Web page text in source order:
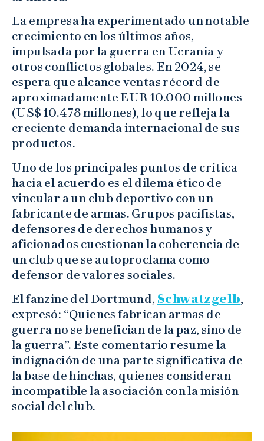
La empresa ha experimentado un notable
crecimiento en los últimos años,
impulsada por la guerra en Ucrania y
otros conflictos globales. En 2024, se
espera que alcance ventas récord de
aproximadamente EUR 10.000 millones
(US$ 10.478 millones), lo que refleja la
creciente demanda internacional de sus
productos.
Uno de los principales puntos de crítica
hacia el acuerdo es el dilema ético de
vincular a un club deportivo con un
fabricante de armas. Grupos pacifistas,
defensores de derechos humanos y
aficionados cuestionan la coherencia de
un club que se autoproclama como
defensor de valores sociales.
El fanzine del Dortmund, Schwatzgelb,
expresó: “Quienes fabrican armas de
guerra no se benefician de la paz, sino de
la guerra”. Este comentario resume la
indignación de una parte significativa de
la base de hinchas, quienes consideran
incompatible la asociación con la misión
social del club.